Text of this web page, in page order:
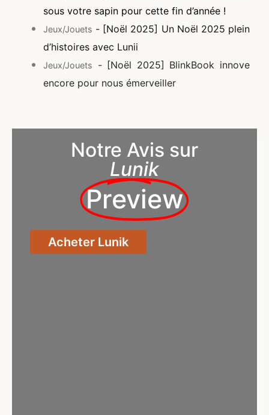
sous votre sapin pour cette fin d’année !
Jeux/Jouets - [Noël 2025] Un Noël 2025 plein
d’histoires avec Lunii
Jeux/Jouets
- [Noël 2025] BlinkBook innove
encore pour nous émerveiller
Notre Avis sur
Lunik
Preview
Acheter Lunik